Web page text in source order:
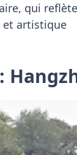
qui
et artistique